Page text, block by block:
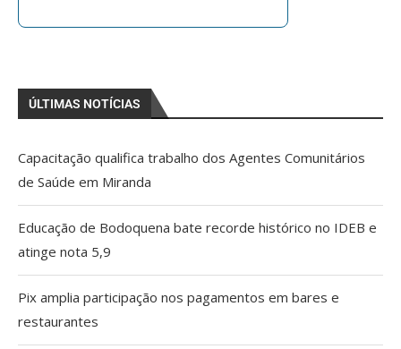
ÚLTIMAS NOTÍCIAS
Capacitação qualifica trabalho dos Agentes Comunitários
de Saúde em Miranda
Educação de Bodoquena bate recorde histórico no IDEB e
atinge nota 5,9
Pix amplia participação nos pagamentos em bares e
restaurantes